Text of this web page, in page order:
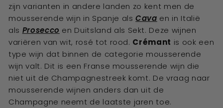
zijn varianten in andere landen zo kent men de
mousserende wijn in Spanje als Cava en in Italië
als Prosecco en Duitsland als Sekt. Deze wijnen
variëren van wit, rosé tot rood. Crémant is ook een
type wijn dat binnen de categorie mousserende
wijn valt. Dit is een Franse mousserende wijn die
niet uit de Champagnestreek komt. De vraag naar
mousserende wijnen anders dan uit de
Champagne neemt de laatste jaren toe.